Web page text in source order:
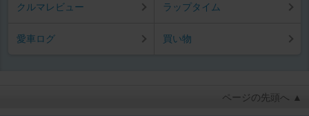
クルマレビュー ラップタイム
愛車ログ 買い物
ページの先頭へ ▲